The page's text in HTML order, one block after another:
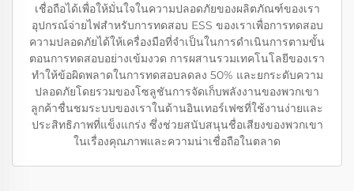
เชื่อถือได้เพื่อให้มั่นใจในความปลอดภัยของผลิตภัณฑ์ของเรา
อุปกรณ์จ่ายไฟสำหรับการทดสอบ ESS ของเราเพื่อการทดสอบ
ความปลอดภัยได้ให้เครื่องมือที่จำเป็นในการดำเนินการตามขั้น
ตอนการทดสอบอย่างเข้มงวด การผสานรวมเทคโนโลยีของเรา
ทำให้ข้อผิดพลาดในการทดสอบลดลง 50% และยกระดับความ
ปลอดภัยโดยรวมของโซลูชันการจัดเก็บพลังงานของพวกเขา
ลูกค้าชื่นชมระบบของเราในด้านอินเทอร์เฟซที่ใช้งานง่ายและ
ประสิทธิภาพที่แข็งแกร่ง ซึ่งช่วยสนับสนุนชื่อเสียงของพวกเขา
ในเรื่องคุณภาพและความน่าเชื่อถือในตลาด